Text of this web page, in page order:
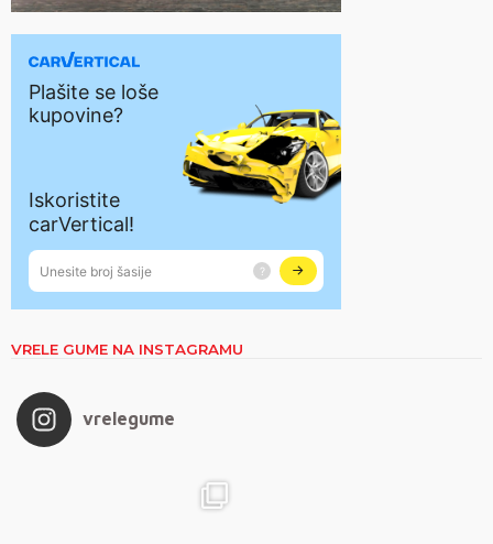
VRELE GUME NA INSTAGRAMU
vrelegume